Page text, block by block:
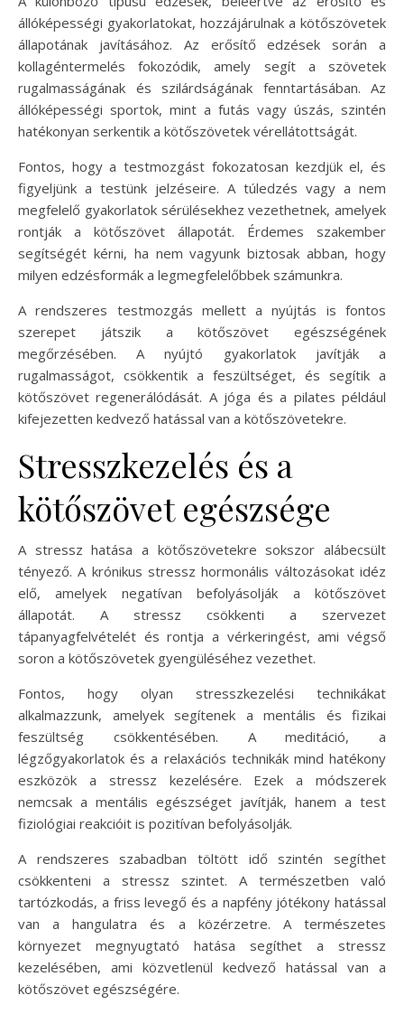
állóképességi gyakorlatokat, hozzájárulnak a kötőszövetek
állapotának javításához. Az erősítő edzések során a
kollagéntermelés fokozódik, amely segít a szövetek
rugalmasságának és szilárdságának fenntartásában. Az
állóképességi sportok, mint a futás vagy úszás, szintén
hatékonyan serkentik a kötőszövetek vérellátottságát.
Fontos, hogy a testmozgást fokozatosan kezdjük el, és
figyeljünk a testünk jelzéseire. A túledzés vagy a nem
megfelelő gyakorlatok sérülésekhez vezethetnek, amelyek
rontják a kötőszövet állapotát. Érdemes szakember
segítségét kérni, ha nem vagyunk biztosak abban, hogy
milyen edzésformák a legmegfelelőbbek számunkra.
A rendszeres testmozgás mellett a nyújtás is fontos
szerepet játszik a kötőszövet egészségének
megőrzésében. A nyújtó gyakorlatok javítják a
rugalmasságot, csökkentik a feszültséget, és segítik a
kötőszövet regenerálódását. A jóga és a pilates például
kifejezetten kedvező hatással van a kötőszövetekre.
Stresszkezelés és a
kötőszövet egészsége
A stressz hatása a kötőszövetekre sokszor alábecsült
tényező. A krónikus stressz hormonális változásokat idéz
elő, amelyek negatívan befolyásolják a kötőszövet
állapotát. A stressz csökkenti a szervezet
tápanyagfelvételét és rontja a vérkeringést, ami végső
soron a kötőszövetek gyengüléséhez vezethet.
Fontos, hogy olyan stresszkezelési technikákat
alkalmazzunk, amelyek segítenek a mentális és fizikai
feszültség csökkentésében. A meditáció, a
légzőgyakorlatok és a relaxációs technikák mind hatékony
eszközök a stressz kezelésére. Ezek a módszerek
nemcsak a mentális egészséget javítják, hanem a test
fiziológiai reakcióit is pozitívan befolyásolják.
A rendszeres szabadban töltött idő szintén segíthet
csökkenteni a stressz szintet. A természetben való
tartózkodás, a friss levegő és a napfény jótékony hatással
van a hangulatra és a közérzetre. A természetes
környezet megnyugtató hatása segíthet a stressz
kezelésében, ami közvetlenül kedvező hatással van a
kötőszövet egészségére.